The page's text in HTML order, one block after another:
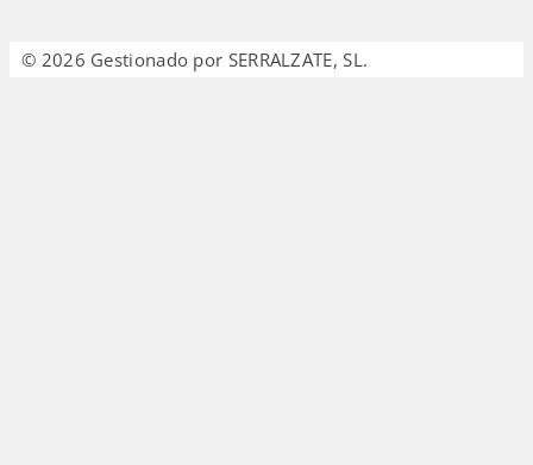
© 2026 Gestionado por SERRALZATE, SL.